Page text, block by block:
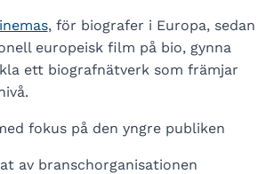
, för biografer i Europa, sedan
europeisk film på bio, gynna
ett biografnätverk som främjar
fokus på den yngre publiken
av branschorganisationen